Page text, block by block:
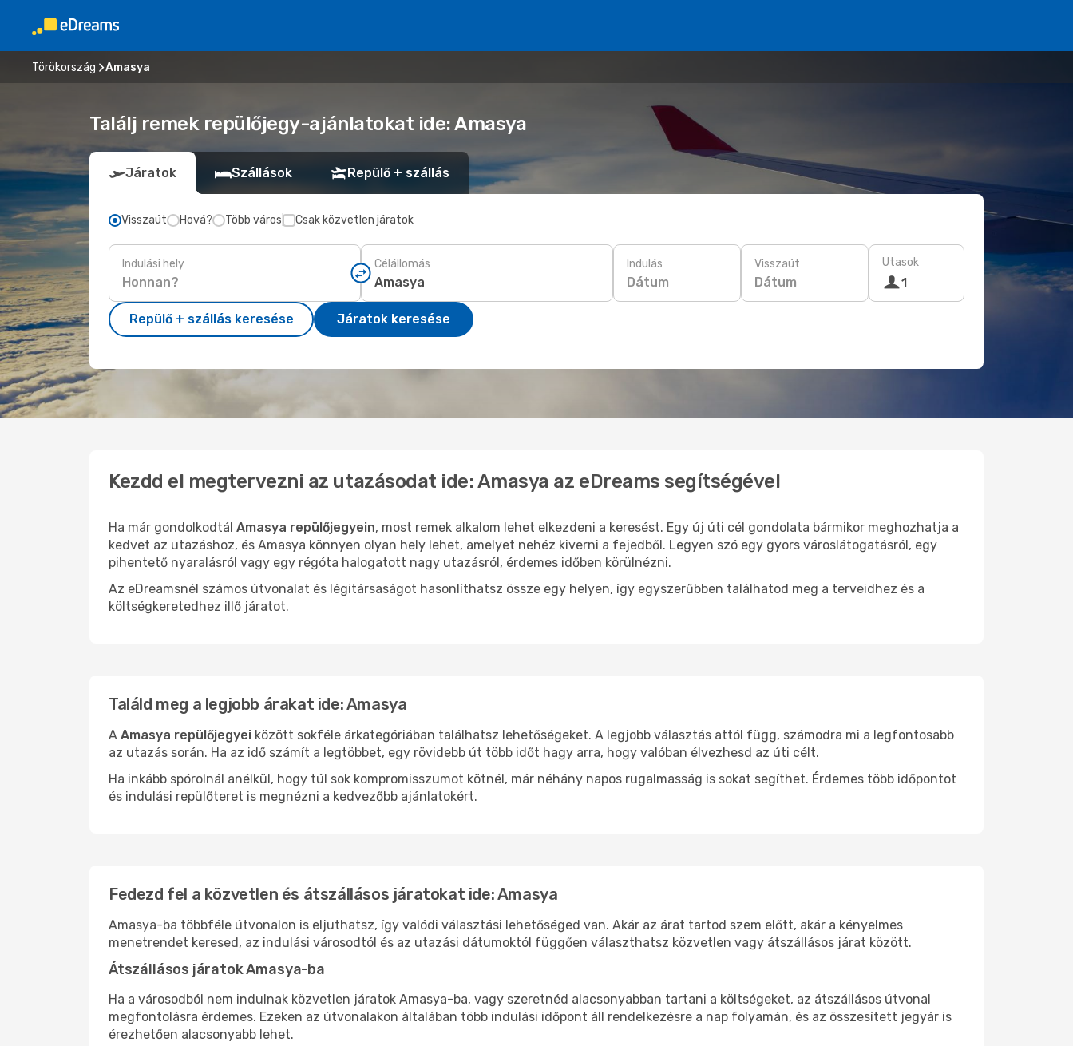
Törökország Amasya
Találj remek repülőjegy-ajánlatokat ide: Amasya
Járatok Szállások Repülő + szállás
Visszaút Hová? Több város Csak közvetlen járatok
Indulási hely Célállomás Indulás
Dátum
Visszaút
Dátum
Utasok
1
Repülő + szállás keresése Járatok keresése
Kezdd el megtervezni az utazásodat ide: Amasya az eDreams segítségével
Ha már gondolkodtál Amasya repülőjegyein, most remek alkalom lehet elkezdeni a keresést. Egy új úti cél gondolata bármikor meghozhatja a
kedvet az utazáshoz, és Amasya könnyen olyan hely lehet, amelyet nehéz kiverni a fejedből. Legyen szó egy gyors városlátogatásról, egy
pihentető nyaralásról vagy egy régóta halogatott nagy utazásról, érdemes időben körülnézni.
Az eDreamsnél számos útvonalat és légitársaságot hasonlíthatsz össze egy helyen, így egyszerűbben találhatod meg a terveidhez és a
költségkeretedhez illő járatot.
Találd meg a legjobb árakat ide: Amasya
A Amasya repülőjegyei között sokféle árkategóriában találhatsz lehetőségeket. A legjobb választás attól függ, számodra mi a legfontosabb
az utazás során. Ha az idő számít a legtöbbet, egy rövidebb út több időt hagy arra, hogy valóban élvezhesd az úti célt.
Ha inkább spórolnál anélkül, hogy túl sok kompromisszumot kötnél, már néhány napos rugalmasság is sokat segíthet. Érdemes több időpontot
és indulási repülőteret is megnézni a kedvezőbb ajánlatokért.
Fedezd fel a közvetlen és átszállásos járatokat ide: Amasya
Amasya-ba többféle útvonalon is eljuthatsz, így valódi választási lehetőséged van. Akár az árat tartod szem előtt, akár a kényelmes
menetrendet keresed, az indulási városodtól és az utazási dátumoktól függően választhatsz közvetlen vagy átszállásos járat között.
Átszállásos járatok Amasya-ba
Ha a városodból nem indulnak közvetlen járatok Amasya-ba, vagy szeretnéd alacsonyabban tartani a költségeket, az átszállásos útvonal
megfontolásra érdemes. Ezeken az útvonalakon általában több indulási időpont áll rendelkezésre a nap folyamán, és az összesített jegyár is
érezhetően alacsonyabb lehet.